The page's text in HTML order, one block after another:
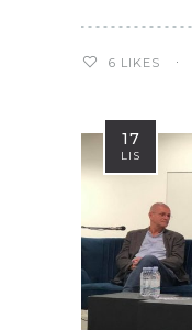
6 LIKES
17
LIS